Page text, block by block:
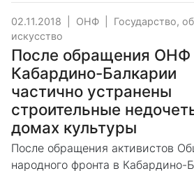
02.11.2018 ОНФ Государство,
искусство
После обращения ОНФ
Кабардино-Балкарии
частично устранены
строительные
домах культуры
После обращения активистов
народного фронта в Кабардино-